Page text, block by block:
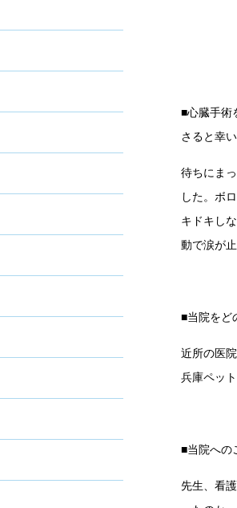
■心臓手術
さると幸い
待ちにま
した。ボ
キドキし
動で涙が
■当院をど
近所の医
兵庫ペッ
■当院への
先生、看